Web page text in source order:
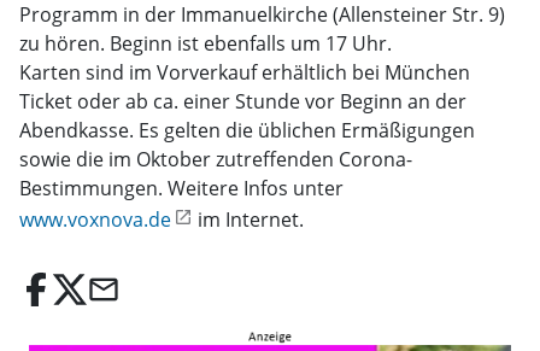
Programm in der Immanuelkirche (Allensteiner Str. 9)
zu hören. Beginn ist ebenfalls um 17 Uhr.
Karten sind im Vorverkauf erhältlich bei München
Ticket oder ab ca. einer Stunde vor Beginn an der
Abendkasse. Es gelten die üblichen Ermäßigungen
sowie die im Oktober zutreffenden Corona-
Bestimmungen. Weitere Infos unter
www.voxnova.de
im Internet.
email